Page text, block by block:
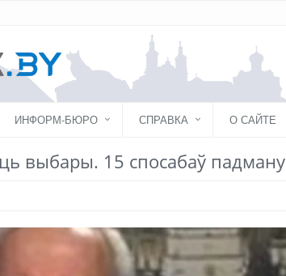
ИНФОРМ-БЮРО СПРАВКА О САЙТЕ
выбары. 15 спосабаў падману